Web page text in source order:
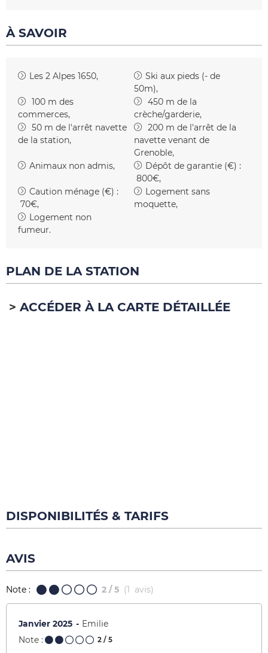
À SAVOIR
Les 2 Alpes 1650
Ski aux pieds (- de
50m)
100 m des
commerces
450 m de la
crèche/garderie
50 m de l'arrêt navette
de la station
200 m de l'arrêt de la
navette venant de
Grenoble
Animaux non admis
Dépôt de garantie (€) :
800€
Caution ménage (€) :
70€
Logement sans
moquette
Logement non
fumeur
PLAN DE LA STATION
ACCÉDER À LA CARTE DÉTAILLÉE
DISPONIBILITÉS & TARIFS
AVIS
Note : 2 / 5 (1 avis)
Janvier 2025
Emilie
Note :
2 / 5